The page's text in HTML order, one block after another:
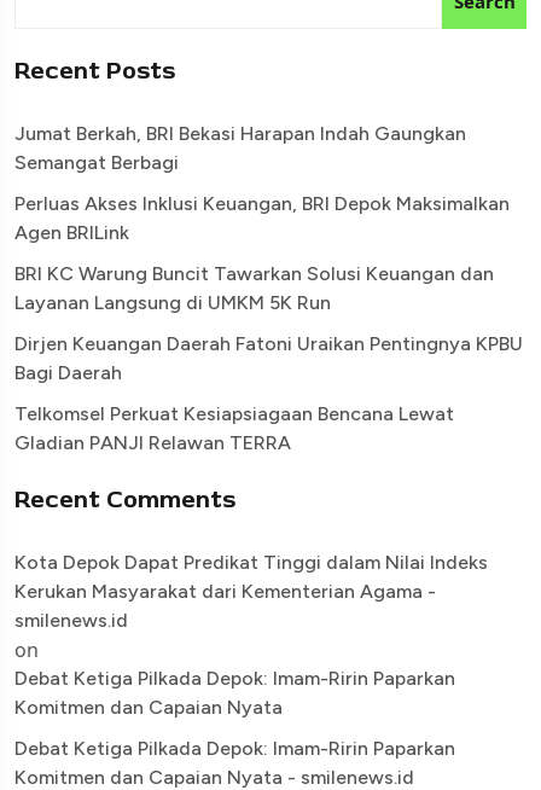
Recent Posts
Jumat Berkah, BRI Bekasi Harapan Indah Gaungkan
Semangat Berbagi
Perluas Akses Inklusi Keuangan, BRI Depok Maksimalkan
Agen BRILink
BRI KC Warung Buncit Tawarkan Solusi Keuangan dan
Layanan Langsung di UMKM 5K Run
Dirjen Keuangan Daerah Fatoni Uraikan Pentingnya KPBU
Bagi Daerah
Telkomsel Perkuat Kesiapsiagaan Bencana Lewat
Gladian PANJI Relawan TERRA
Recent Comments
Kota Depok Dapat Predikat Tinggi dalam Nilai Indeks
Kerukan Masyarakat dari Kementerian Agama -
smilenews.id
on
Debat Ketiga Pilkada Depok: Imam-Ririn Paparkan
Komitmen dan Capaian Nyata
Debat Ketiga Pilkada Depok: Imam-Ririn Paparkan
Komitmen dan Capaian Nyata - smilenews.id